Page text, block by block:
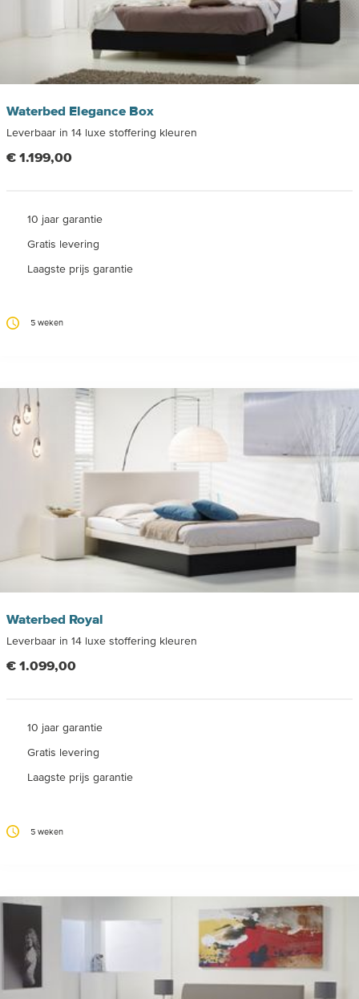
Waterbed Elegance Box
Leverbaar in 14 luxe stoffering kleuren
€ 1.199,00
10 jaar garantie
Gratis levering
Laagste prijs garantie
5 weken
Waterbed Royal
Leverbaar in 14 luxe stoffering kleuren
€ 1.099,00
10 jaar garantie
Gratis levering
Laagste prijs garantie
5 weken